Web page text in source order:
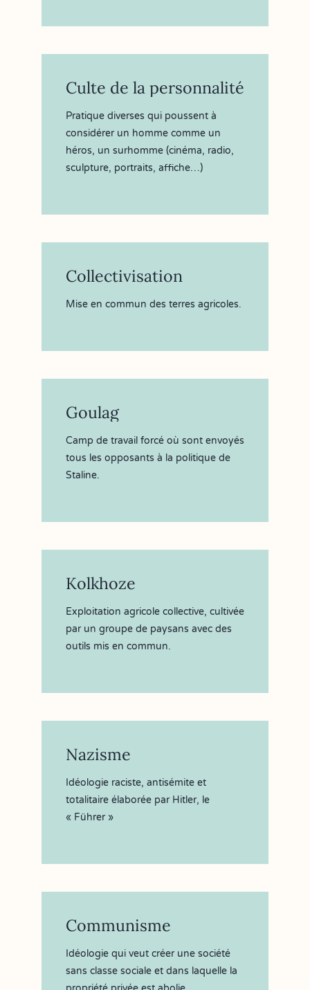
Culte de la personnalité
Pratique diverses qui poussent à
considérer un homme comme un
héros, un surhomme (cinéma, radio,
sculpture, portraits, affiche…)
Collectivisation
Mise en commun des terres agricoles.
Goulag
Camp de travail forcé où sont envoyés
tous les opposants à la politique de
Staline.
Kolkhoze
Exploitation agricole collective, cultivée
par un groupe de paysans avec des
outils mis en commun.
Nazisme
Idéologie raciste, antisémite et
totalitaire élaborée par Hitler, le
« Führer »
Communisme
Idéologie qui veut créer une société
sans classe sociale et dans laquelle la